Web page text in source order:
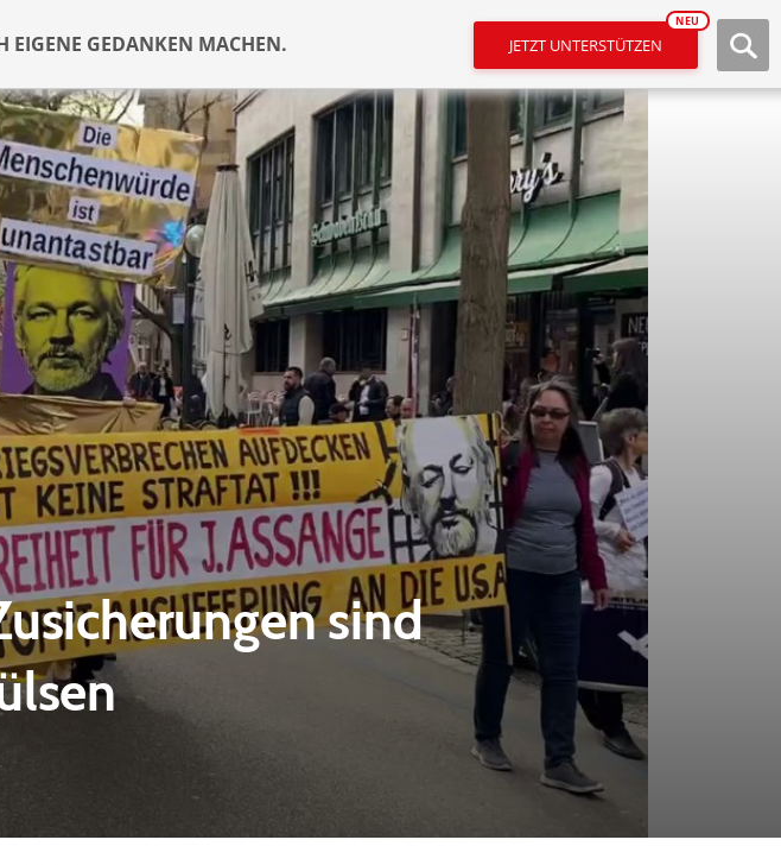
EIGENE GEDANKEN MACHEN. JETZT UNTERSTÜTZEN
NEU
sind